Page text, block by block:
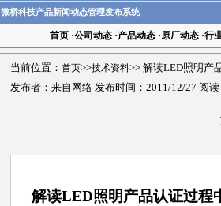
微桥科技产品新闻动态管理发布系统
首页·公司动态·产品动态·原厂动态·行
当前位置： 首页>>技术资料>> 解读LED照明产
发布者：来自网络 发布时间：2011/12/27 阅读
解读LED照明产品认证过程